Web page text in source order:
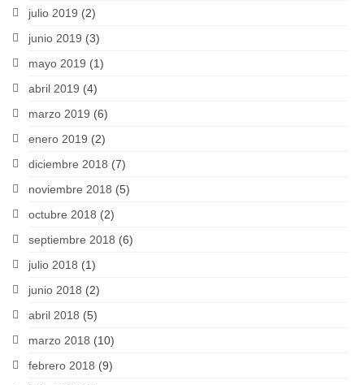
julio 2019 (2)
junio 2019 (3)
mayo 2019 (1)
abril 2019 (4)
marzo 2019 (6)
enero 2019 (2)
diciembre 2018 (7)
noviembre 2018 (5)
octubre 2018 (2)
septiembre 2018 (6)
julio 2018 (1)
junio 2018 (2)
abril 2018 (5)
marzo 2018 (10)
febrero 2018 (9)